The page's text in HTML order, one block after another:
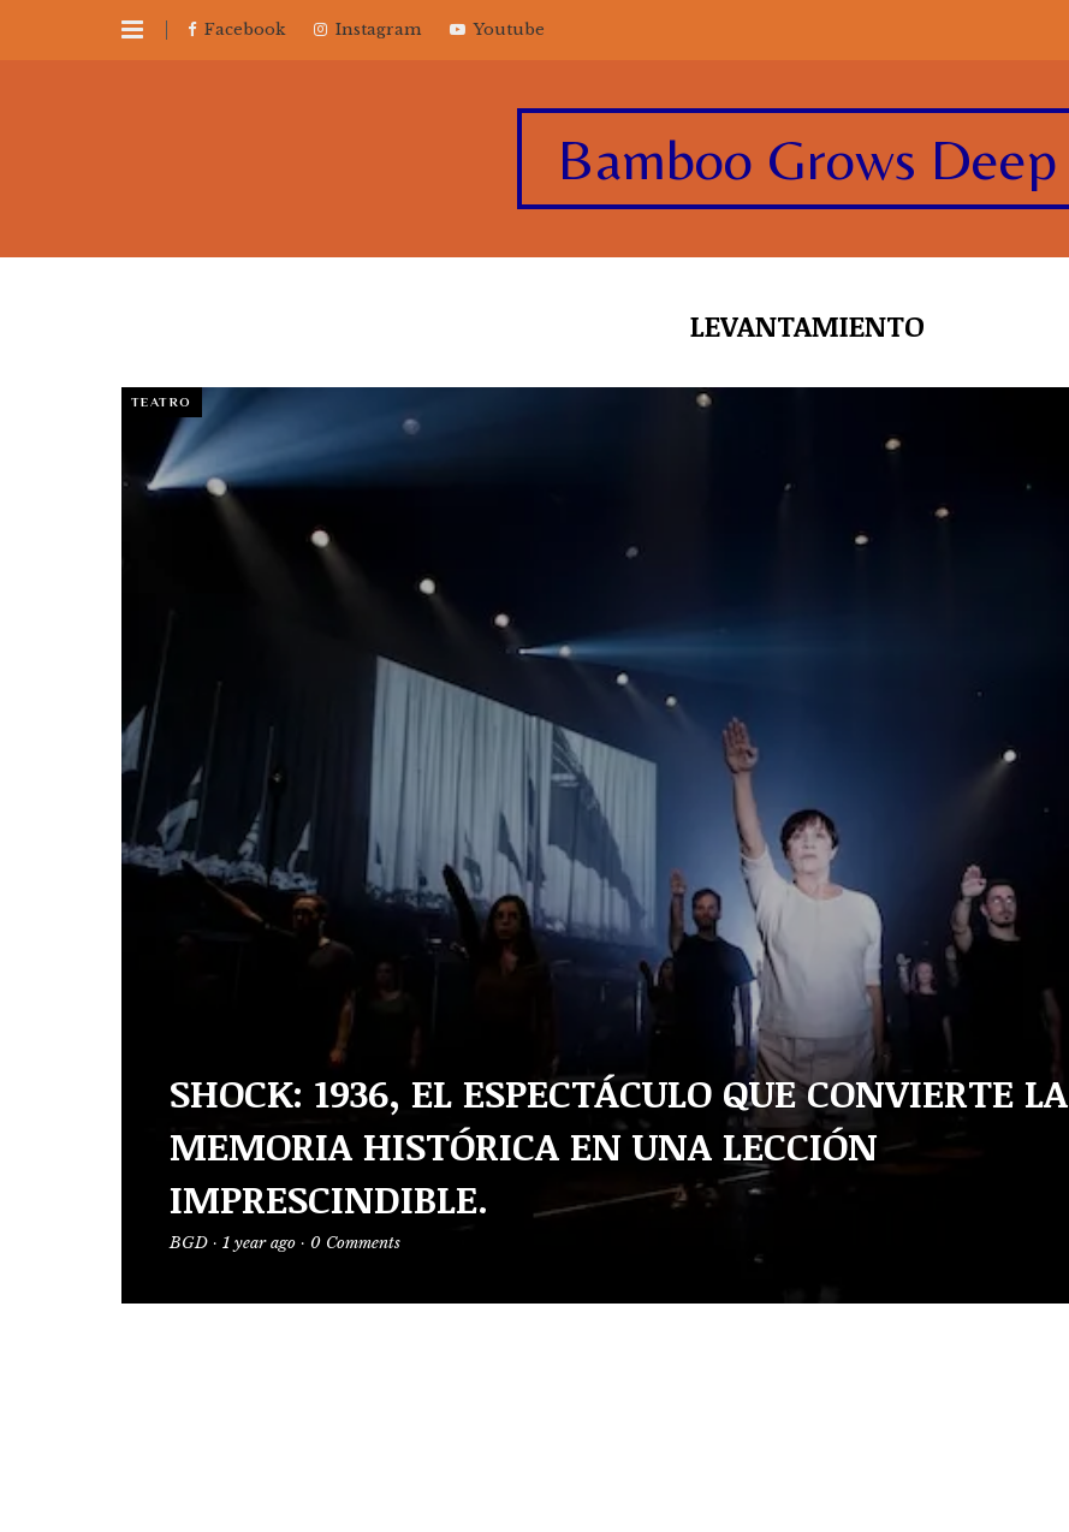
Facebook Instagram Youtube
Bamboo Grows Deep
LEVANTAMIENTO
TEATRO
SHOCK: 1936, EL ESPECTÁCULO QUE CONVIERTE LA
MEMORIA HISTÓRICA EN UNA LECCIÓN
IMPRESCINDIBLE.
BGD · 1 year ago · 0 Comments